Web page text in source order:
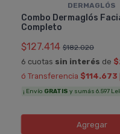
DERMAGLÓS
Combo Dermaglós
Completo
$127.414 $182.020
6 cuotas sin interés de
ó Transferencia $114.673
¡ Envío GRATIS y sumás 6.597
Agregar